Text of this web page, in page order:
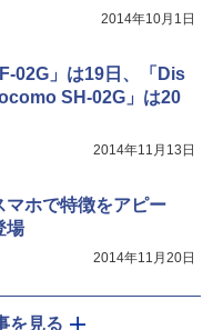
2014年10月1日
02G」は19日、「Dis
SH-02G」は20
2014年11月13日
マホで特徴をアピー
場
2014年11月20日
を見る